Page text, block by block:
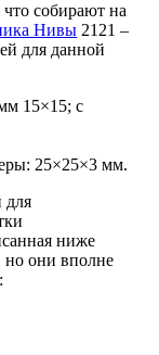
собирают на
Нивы 2121 –
для данной
15×15; с
25×25×3 мм.
для
ниже
но они вполне